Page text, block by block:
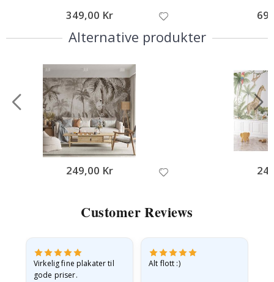
349,00 Kr
Alternative produkter
249,00 Kr
Customer Reviews
Virkelig fine plakater til
gode priser.
Alt flott :)